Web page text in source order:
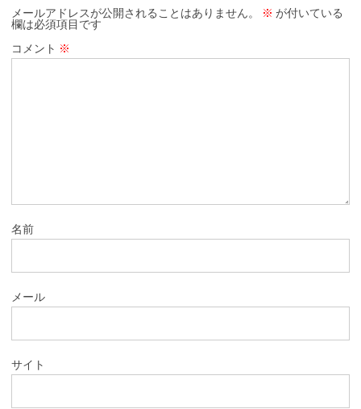
メールアドレスが公開されることはありません。 ※ が付いている
欄は必須項目です
コメント ※
名前
メール
サイト